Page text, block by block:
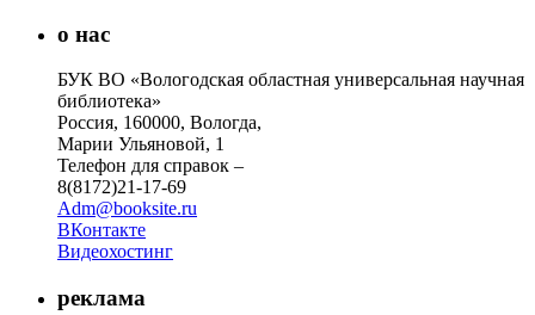
о нас
БУК ВО «Вологодская областная универсальная научная
библиотека»
Россия, 160000, Вологда,
Марии Ульяновой, 1
Телефон для справок –
8(8172)21-17-69
Adm@booksite.ru
ВКонтакте
Видеохостинг
реклама